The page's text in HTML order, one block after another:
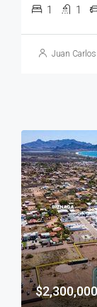
1 1
Juan